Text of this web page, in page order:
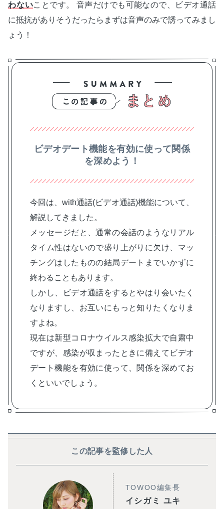
わないことです。 音声だけでも可能なので、ビデオ通話
に抵抗がありそうだったらまずは音声のみで誘ってみまし
ょう！
ビデオデート機能を有効に使って関係
を深めよう！
今回は、with通話(ビデオ通話)機能について、
解説してきました。
メッセージだと、通常の会話のようなリアル
タイム性はないので盛り上がりに欠け、マッ
チングはしたものの結局デートまでいかずに
終わることもあります。
しかし、ビデオ通話をするとやはり会いたく
なりますし、お互いにもっと知りたくなりま
すよね。
現在は新型コロナウイルス感染拡大で自粛中
ですが、感染が収まったときに備えてビデオ
デート機能を有効に使って、関係を深めてお
くといいでしょう。
この記事を監修した人
TOWOO編集長
イシガミ ユキ